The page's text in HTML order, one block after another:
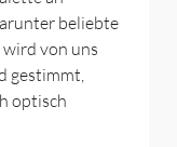
beliebte
von uns
gestimmt,
optisch